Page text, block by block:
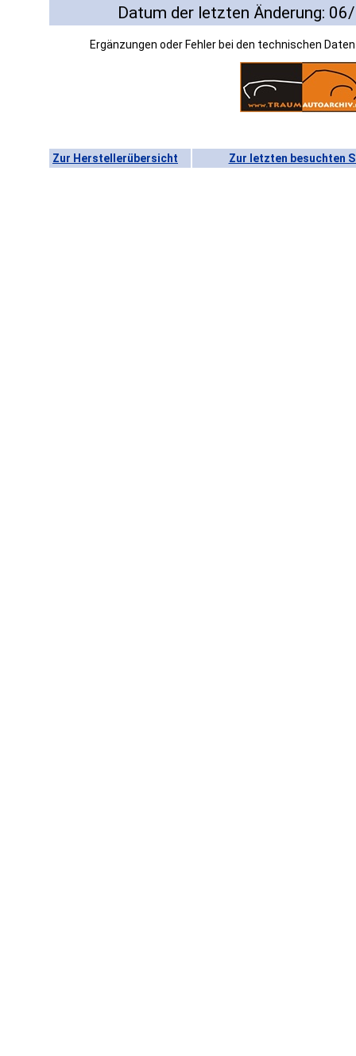
Datum der letzten Änderung:
Ergänzungen oder Fehler bei den technischen
Zur Herstellerübersicht Zur letzten besuchten